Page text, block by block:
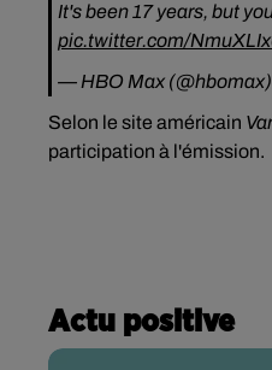
It's been 17 years, but
pic.twitter.com/
— HBO Max (@hbomax)
Selon le site américain
participation à l'émission.
Actu positive